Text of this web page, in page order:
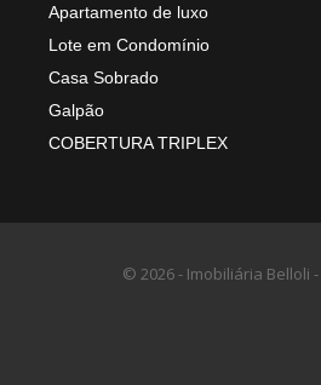
Apartamento de luxo
Lote em Condomínio
Casa Sobrado
Galpão
COBERTURA TRIPLEX
© 2026 - Imobiliária Belloli -